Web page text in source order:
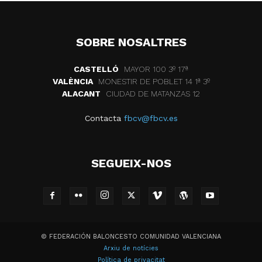
SOBRE NOSALTRES
CASTELLÓ
MAYOR 100 3º 17ª
VALÈNCIA
MONESTIR DE POBLET 14 1ª 3º
ALACANT
CIUDAD DE MATANZAS 12
Contacta fbcv@fbcv.es
SEGUEIX-NOS
© FEDERACIÓN BALONCESTO COMUNIDAD VALENCIANA
Arxiu de notícies
Política de privacitat